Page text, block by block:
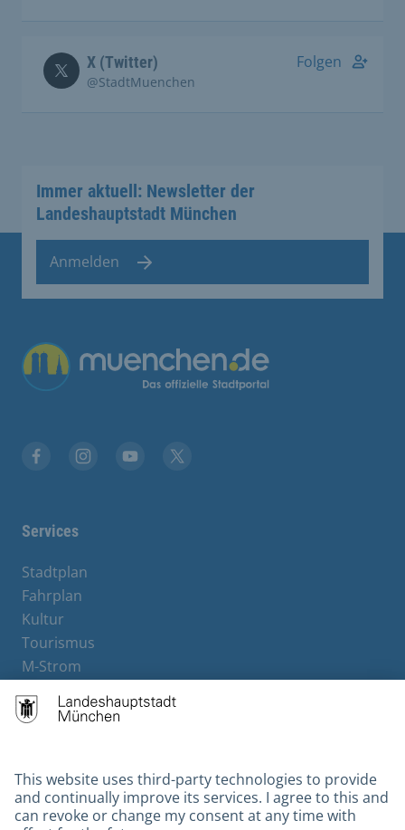
X (Twitter)
@StadtMuenchen
Folgen
Immer aktuell: Newsletter der
Landeshauptstadt München
Anmelden
Übergreifende Links
Services
Stadtplan
Fahrplan
Kultur
Tourismus
M-Strom
Hotels
Contact
Barrierefreiheit